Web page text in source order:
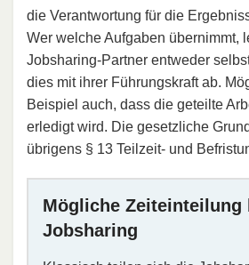
die Verantwortung für die
Wer welche Aufgaben übernimmt,
Jobsharing-Partner entweder
dies mit ihrer Führungskraft ab.
Beispiel auch, dass die geteilte
erledigt wird. Die gesetzliche
übrigens § 13 Teilzeit- und
Mögliche Zeiteinteilung
Jobsharing